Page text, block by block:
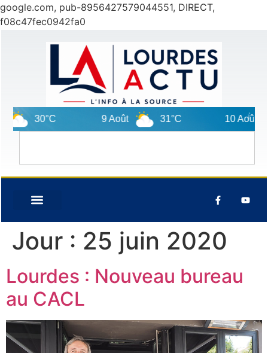
google.com, pub-8956427579044551, DIRECT,
f08c47fec0942fa0
30°C 9 Août 31°C 10 Août
Jour : 25 juin 2020
Lourdes : Nouveau bureau
au CACL